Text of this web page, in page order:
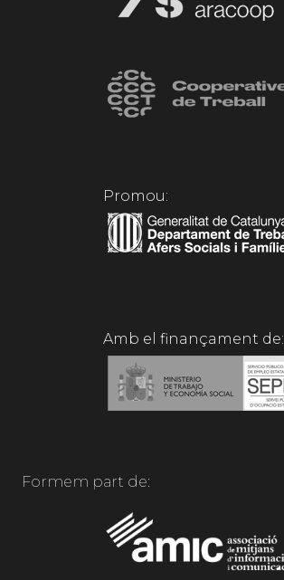
Promou:
Amb el finançament de:
Formem part de: